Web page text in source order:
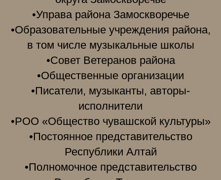
•Управа района Замоскворечье
•Образовательные учреждения района,
в том числе музыкальные школы
•Совет Ветеранов района
•Общественные организации
•Писатели, музыканты, авторы-
исполнители
•РОО «Общество чувашской культуры»
•Постоянное представительство
Республики Алтай
•Полномочное представительство